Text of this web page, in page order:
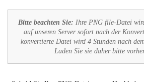
Bitte beachten Sie: Ihre PNG file-Datei
auf unseren Server sofort nach der
konvertierte Datei wird 4 Stunden nach
Laden Sie sie daher bitte